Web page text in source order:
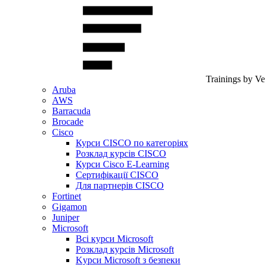
Trainings by
Aruba
AWS
Barracuda
Brocade
Cisco
Курси CISCO по категоріях
Розклад курсів CISCO
Курси Cisco E-Learning
Сертифікації CISCO
Для партнерів CISCO
Fortinet
Gigamon
Juniper
Microsoft
Всі курси Microsoft
Розклад курсів Microsoft
Kyрси Microsoft з безпеки